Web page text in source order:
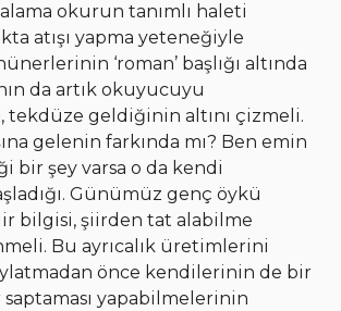
okurun tanımlı haleti
atışı yapma yeteneğiyle
‘roman’ başlığı altında
da artık okuyucuyu
tekdüze geldiğinin altını çizmeli.
gelenin farkında mı? Ben emin
bir şey varsa o da kendi
Günümüz genç öykü
bilgisi, şiirden tat alabilme
Bu ayrıcalık üretimlerini
önce kendilerinin de bir
yapabilmelerinin